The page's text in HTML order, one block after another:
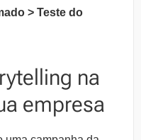
> Teste do
na
empresa